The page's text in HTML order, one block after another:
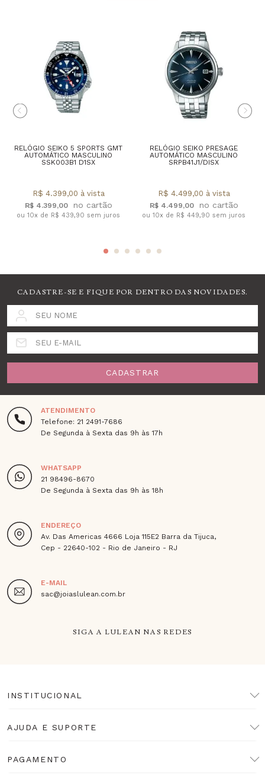
RELÓGIO SEIKO 5 SPORTS GMT
AUTOMÁTICO MASCULINO
SSK003B1 D1SX
R$ 4.399,00
R$ 4.399,00 à vista
ou 10x de R$ 439,90 sem juros
RELÓGIO SEIKO PRESAGE
AUTOMÁTICO MASCULINO
SRPB41J1/DISX
R$ 4.499,00
R$ 4.499,00 à vista
ou 10x de R$ 449,90 sem juros
CADASTRE-SE E FIQUE POR DENTRO DAS NOVIDADES.
SEU NOME
SEU E-MAIL
CADASTRAR
ATENDIMENTO
Telefone: 21 2491-7686
De Segunda à Sexta das 9h às 17h
WHATSAPP
21 98496-8670
De Segunda à Sexta das 9h às 18h
ENDEREÇO
Av. Das Americas 4666 Loja 115E2 Barra da Tijuca,
Cep - 22640-102 - Rio de Janeiro - RJ
E-MAIL
sac@joiaslulean.com.br
SIGA A LULEAN NAS REDES
INSTITUCIONAL
AJUDA E SUPORTE
PAGAMENTO